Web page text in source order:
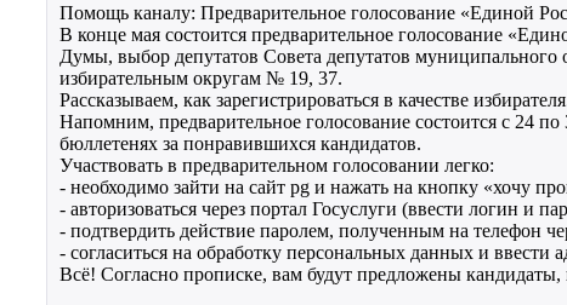
Помощь каналу: Предварительное голосование «Единой
В конце мая состоится предварительное голосование
Думы, выбор депутатов Совета депутатов
избирательным округам № 19, 37.
Рассказываем, как зарегистрироваться в качестве
Напомним, предварительное голосование состоится с 24
бюллетенях за понравившихся кандидатов.
Участвовать в предварительном голосовании легко:
- необходимо зайти на сайт pg и нажать на кнопку «хочу
- авторизоваться через портал Госуслуги (ввести логин и
- подтвердить действие паролем, полученным на телефон
- согласиться на обработку персональных данных и ввести
Всё! Согласно прописке, вам будут предложены